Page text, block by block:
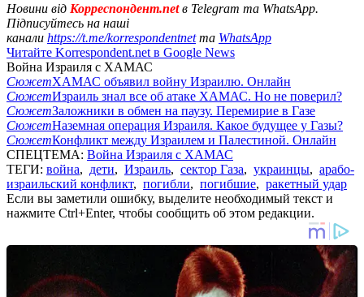
Новини від Корреспондент.netв Telegram та WhatsApp.
Підписуйтесь на наші
канали https://t.me/korrespondentnetта WhatsApp
Читайте Korrespondent.net в Google News
Война Израиля с ХАМАС
СюжетХАМАС объявил войну Израилю. Онлайн
СюжетИзраиль знал все об атаке ХАМАС. Но не поверил?
СюжетЗаложники в обмен на паузу. Перемирие в Газе
СюжетНаземная операция Израиля. Какое будущее у Газы?
СюжетКонфликт между Израилем и Палестиной. Онлайн
СПЕЦТЕМА: Война Израиля с ХАМАС
ТЕГИ: война, дети, Израиль, сектор Газа, украинцы, арабо-
израильский конфликт, погибли, погибшие, ракетный удар
Если вы заметили ошибку, выделите необходимый текст и
нажмите Ctrl+Enter, чтобы сообщить об этом редакции.